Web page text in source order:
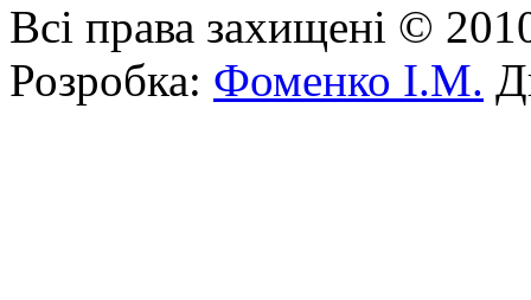
Всі права захищені ©
Розробка: Фоменко І.М.